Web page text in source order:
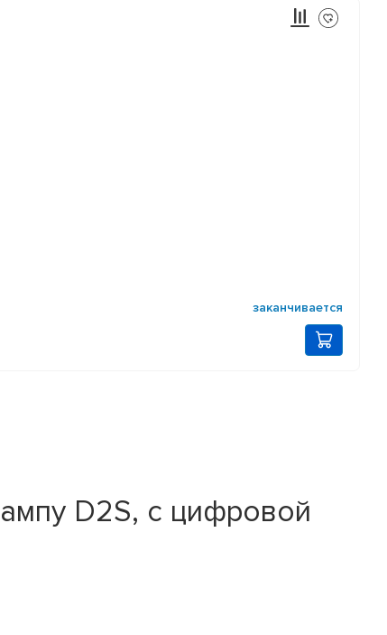
заканчивается
D2S, с цифровой